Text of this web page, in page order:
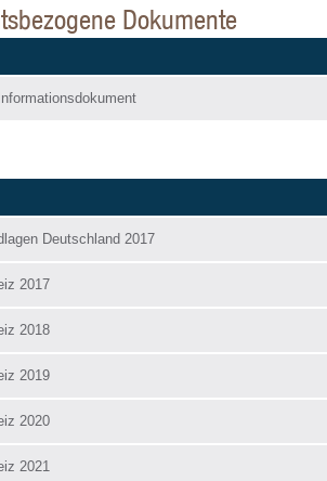
Dokumente
Deutschland 2017
2017
2018
2019
2020
2021